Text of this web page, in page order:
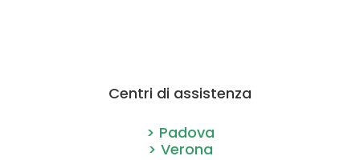
Centri di assistenza
> Padova
> Verona